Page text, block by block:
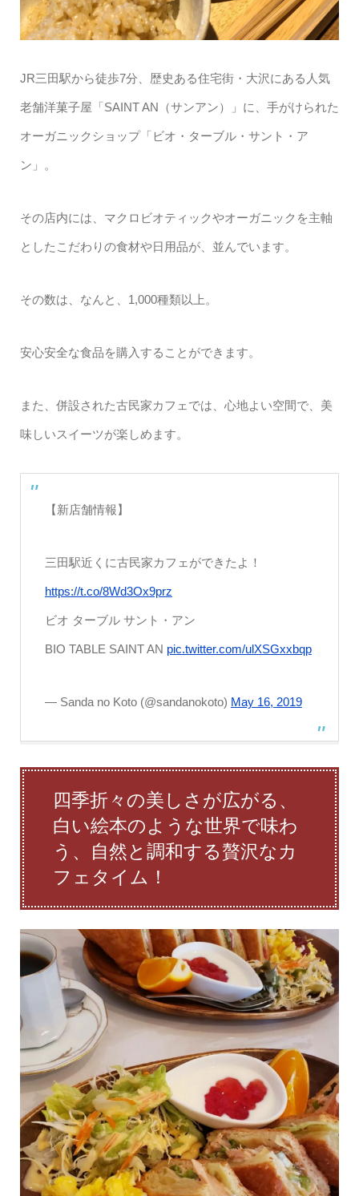
JR三田駅から徒歩7分、歴史ある住宅街・大沢にある人気
老舗洋菓子屋「SAINT AN（サンアン）」に、手がけられた
オーガニックショップ「ビオ・ターブル・サント・ア
ン」。
その店内には、マクロビオティックやオーガニックを主軸
としたこだわりの食材や日用品が、並んでいます。
その数は、なんと、1,000種類以上。
安心安全な食品を購入することができます。
また、併設された古民家カフェでは、心地よい空間で、美
味しいスイーツが楽しめます。
【新店舗情報】
三田駅近くに古民家カフェができたよ！
https://t.co/8Wd3Ox9prz
ビオ ターブル サント・アン
BIO TABLE SAINT AN pic.twitter.com/ulXSGxxbqp
— Sanda no Koto (@sandanokoto) May 16, 2019
四季折々の美しさが広がる、
白い絵本のような世界で味わ
う、自然と調和する贅沢なカ
フェタイム！